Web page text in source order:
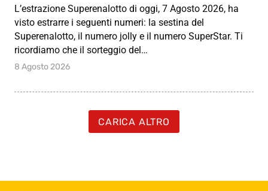
L’estrazione Superenalotto di oggi, 7 Agosto 2026, ha
visto estrarre i seguenti numeri: la sestina del
Superenalotto, il numero jolly e il numero SuperStar. Ti
ricordiamo che il sorteggio del…
8 Agosto 2026
CARICA ALTRO